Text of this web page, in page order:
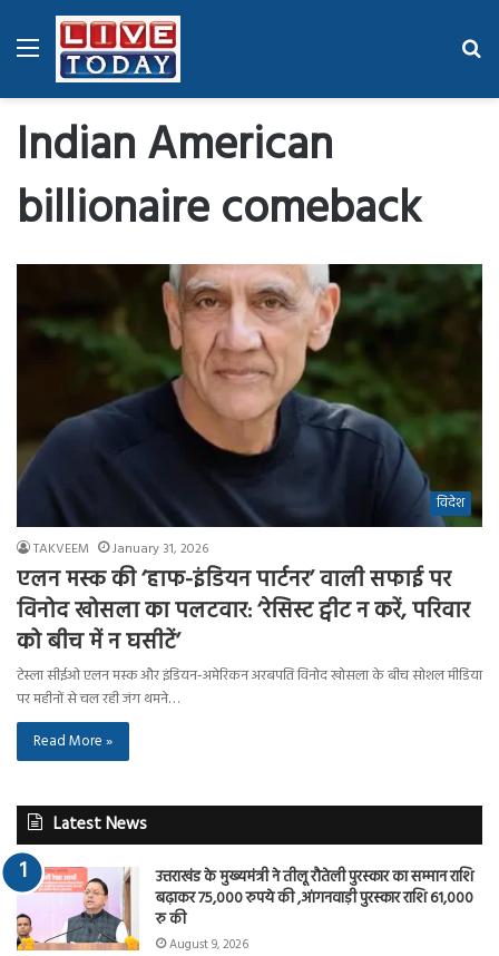
Menu
Indian American
billionaire comeback
विदेश
TAKVEEM January 31, 2026
एलन मस्क की ‘हाफ-इंडियन पार्टनर’ वाली सफाई पर
विनोद खोसला का पलटवार: ‘रेसिस्ट ट्वीट न करें, परिवार
को बीच में न घसीटें’
टेस्ला सीईओ एलन मस्क और इंडियन-अमेरिकन अरबपति विनोद खोसला के बीच सोशल मीडिया
पर महीनों से चल रही जंग थमने…
Read More »
Latest News
उत्तराखंड के मुख्यमंत्री ने तीलू रौतेली पुरस्कार का सम्मान राशि
बढ़ाकर 75,000 रुपये की ,आंगनवाड़ी पुरस्कार राशि 61,000
रु की
August 9, 2026